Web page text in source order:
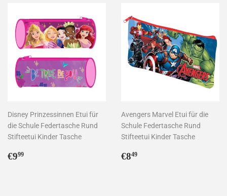
Disney Prinzessinnen Etui für
die Schule Federtasche Rund
Stifteetui Kinder Tasche
Normaler
€999
Avengers Marvel Etui für die
Schule Federtasche Rund
Stifteetui Kinder Tasche
Normaler
€849